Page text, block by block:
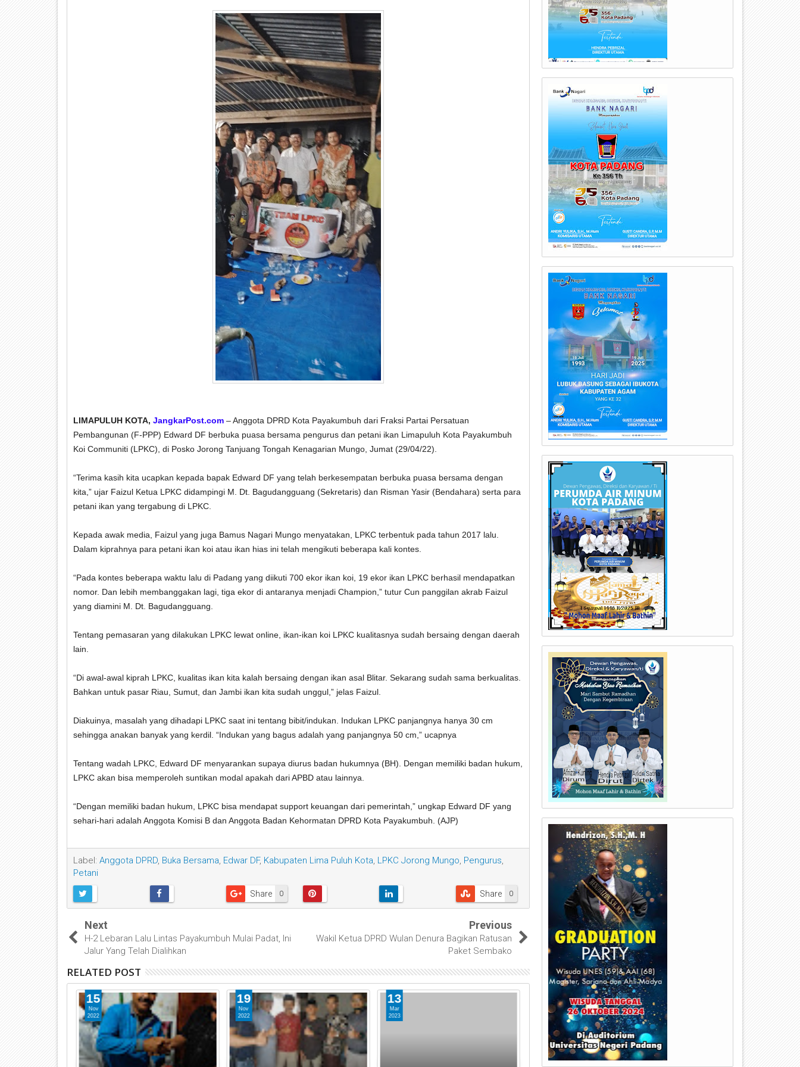
LIMAPULUH KOTA, JangkarPost.com – Anggota DPRD Kota Payakumbuh dari Fraksi Partai Persatuan
Pembangunan (F-PPP) Edward DF berbuka puasa bersama pengurus dan petani ikan Limapuluh Kota Payakumbuh
Koi Communiti (LPKC), di Posko Jorong Tanjuang Tongah Kenagarian Mungo, Jumat (29/04/22).
“Terima kasih kita ucapkan kepada bapak Edward DF yang telah berkesempatan berbuka puasa bersama dengan
kita,” ujar Faizul Ketua LPKC didampingi M. Dt. Bagudangguang (Sekretaris) dan Risman Yasir (Bendahara) serta para
petani ikan yang tergabung di LPKC.
Kepada awak media, Faizul yang juga Bamus Nagari Mungo menyatakan, LPKC terbentuk pada tahun 2017 lalu.
Dalam kiprahnya para petani ikan koi atau ikan hias ini telah mengikuti beberapa kali kontes.
“Pada kontes beberapa waktu lalu di Padang yang diikuti 700 ekor ikan koi, 19 ekor ikan LPKC berhasil mendapatkan
nomor. Dan lebih membanggakan lagi, tiga ekor di antaranya menjadi Champion,” tutur Cun panggilan akrab Faizul
yang diamini M. Dt. Bagudangguang.
Tentang pemasaran yang dilakukan LPKC lewat online, ikan-ikan koi LPKC kualitasnya sudah bersaing dengan daerah
lain.
“Di awal-awal kiprah LPKC, kualitas ikan kita kalah bersaing dengan ikan asal Blitar. Sekarang sudah sama berkualitas.
Bahkan untuk pasar Riau, Sumut, dan Jambi ikan kita sudah unggul,” jelas Faizul.
Diakuinya, masalah yang dihadapi LPKC saat ini tentang bibit/indukan. Indukan LPKC panjangnya hanya 30 cm
sehingga anakan banyak yang kerdil. “Indukan yang bagus adalah yang panjangnya 50 cm,” ucapnya
Tentang wadah LPKC, Edward DF menyarankan supaya diurus badan hukumnya (BH). Dengan memiliki badan hukum,
LPKC akan bisa memperoleh suntikan modal apakah dari APBD atau lainnya.
“Dengan memiliki badan hukum, LPKC bisa mendapat support keuangan dari pemerintah,” ungkap Edward DF yang
sehari-hari adalah Anggota Komisi B dan Anggota Badan Kehormatan DPRD Kota Payakumbuh. (AJP)
Label: Anggota DPRD, Buka Bersama, Edwar DF, Kabupaten Lima Puluh Kota, LPKC Jorong Mungo, Pengurus,
Petani
0
Share 0
Share
Next
H-2 Lebaran Lalu Lintas Payakumbuh Mulai Padat, Ini
Jalur Yang Telah Dialihkan
Previous
Wakil Ketua DPRD Wulan Denura Bagikan Ratusan
Paket Sembako
RELATED POST
15
Nov
2022
19
Nov
2022
13
Mar
2023
13
Mar
2023